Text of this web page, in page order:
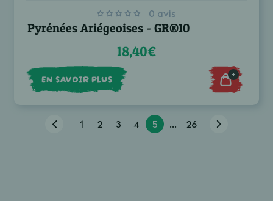
0 avis
Pyrénées Ariégeoises - GR®10
18,40€
EN SAVOIR PLUS +
1 2 3 4 5 ... 26